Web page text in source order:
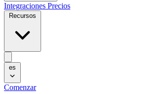
Integraciones Precios
es
Comenzar